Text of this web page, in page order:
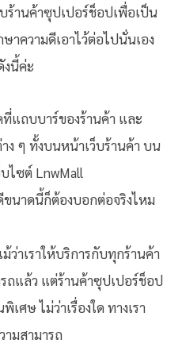
านค้าซุปเปอร์ช็อปเพื่อเป็น
าความดีเอาไว้ต่อไปนั่นเอง
นี้ค่ะ
ถบบาร์ของร้านค้า และ
ง ๆ ทั้งบนหน้าเว็บร้านค้า บน
ไซต์ LnwMall
นาดนี้ก็ต้องบอกต่อจริงไหม
ว่าเราให้บริการกับทุกร้านค้า
ถแล้ว แต่ร้านค้าซุปเปอร์ช็อป
เศษ ไม่ว่าเรื่องใด ทางเรา
มสามารถ